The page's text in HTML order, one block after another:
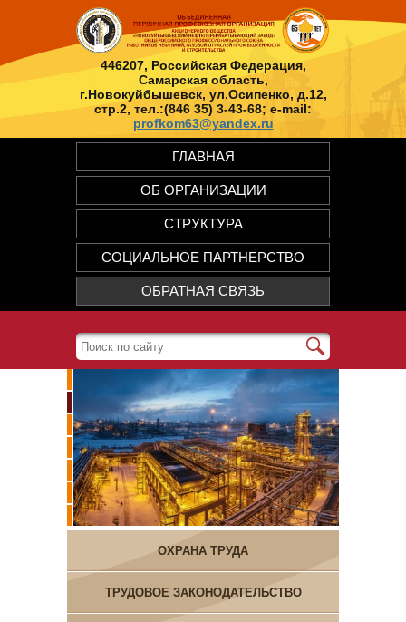
446207, Российская Федерация,
Самарская область,
г.Новокуйбышевск, ул.Осипенко, д.12,
стр.2, тел.:(846 35) 3-43-68; e-mail:
profkom63@yandex.ru
ГЛАВНАЯ
ОБ ОРГАНИЗАЦИИ
СТРУКТУРА
СОЦИАЛЬНОЕ ПАРТНЕРСТВО
ОБРАТНАЯ СВЯЗЬ
ОХРАНА ТРУДА
ТРУДОВОЕ ЗАКОНОДАТЕЛЬСТВО